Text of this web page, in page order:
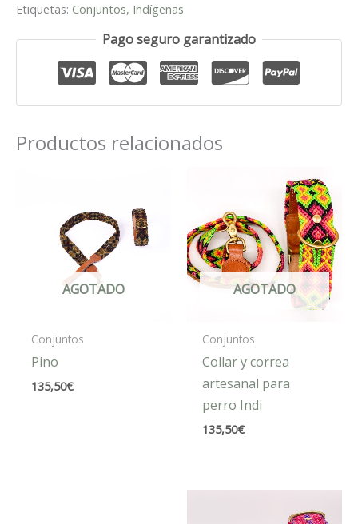
Etiquetas: Conjuntos, Indígenas
Pago seguro garantizado
Productos relacionados
AGOTADO
Conjuntos
Pino
135,50€
AGOTADO
Conjuntos
Collar y correa
artesanal para
perro Indi
135,50€